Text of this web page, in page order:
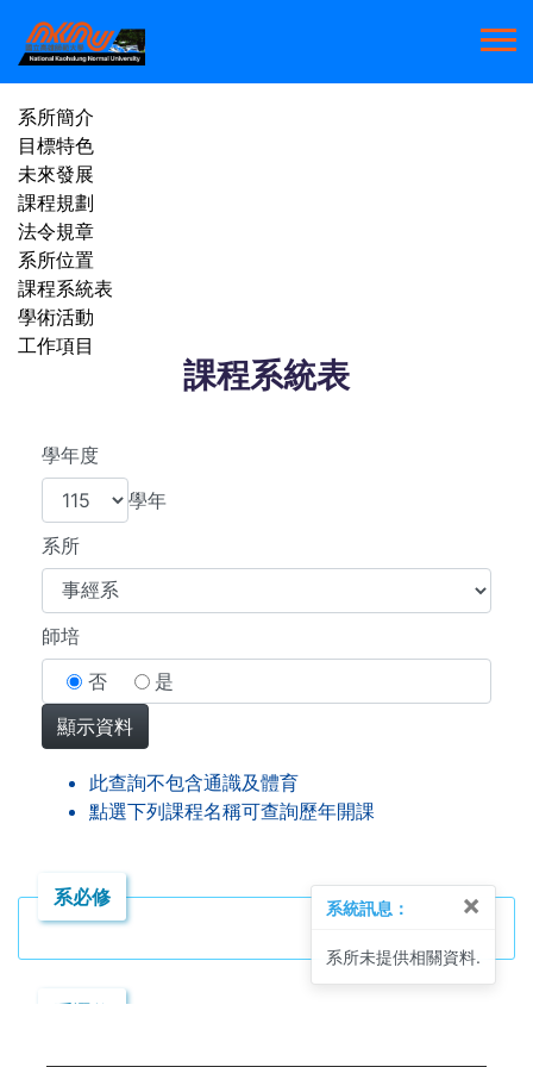
系所簡介
目標特色
未來發展
課程規劃
法令規章
系所位置
課程系統表
學術活動
工作項目
課程系統表